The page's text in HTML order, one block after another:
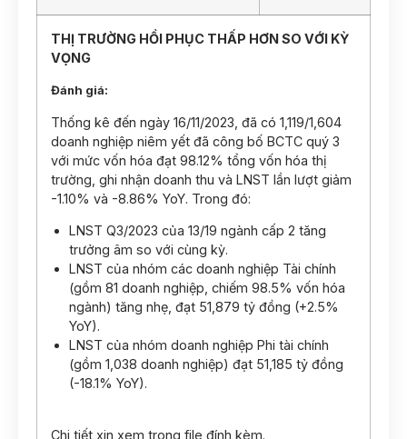
THỊ TRƯỜNG HỒI PHỤC THẤP HƠN SO VỚI KỲ
VỌNG
Đánh giá:
Thống kê đến ngày 16/11/2023, đã có 1,119/1,604
doanh nghiệp niêm yết đã công bố BCTC quý 3
với mức vốn hóa đạt 98.12% tổng vốn hóa thị
trường, ghi nhận doanh thu và LNST lần lượt giảm
-1.10% và -8.86% YoY. Trong đó:
LNST Q3/2023 của 13/19 ngành cấp 2 tăng
trưởng âm so với cùng kỳ.
LNST của nhóm các doanh nghiệp Tài chính
(gồm 81 doanh nghiệp, chiếm 98.5% vốn hóa
ngành) tăng nhẹ, đạt 51,879 tỷ đồng (+2.5%
YoY).
LNST của nhóm doanh nghiệp Phi tài chính
(gồm 1,038 doanh nghiệp) đạt 51,185 tỷ đồng
(-18.1% YoY).
Chi tiết xin xem trong file đính kèm.